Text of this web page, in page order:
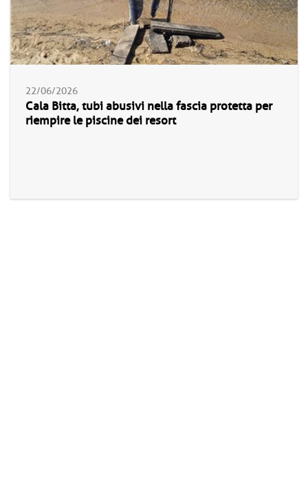
22/06/2026
Cala Bitta, tubi abusivi nella fascia protetta per
riempire le piscine dei resort